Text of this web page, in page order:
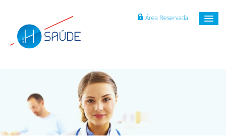
Área Reservada